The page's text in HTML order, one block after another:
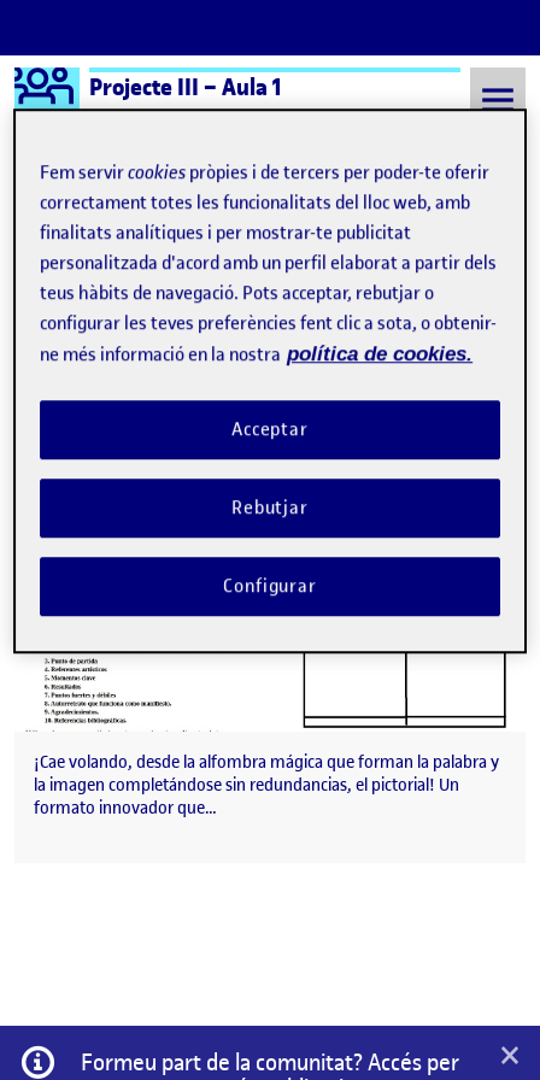
Saltar al contingut
Logo Ágora
Projecte III – Aula 1
Semestre 20241 - Aula 1 Puerta Filomena
Puerta Filomena
Publicat per
Úrsula Bischofberger Valdes
Data de publicació14 gener, 2025 2:08 am
-1 comentari
¡Cae volando, desde la alfombra mágica que forman la palabra y
la imagen completándose sin redundancias, el pictorial! Un
formato innovador que…
Informació
Formeu part de la comunitat? Accés per
×
Fem servircookies pròpies i de tercers per poder-te oferir
correctament totes les funcionalitats del lloc web, amb
finalitats analítiques i per mostrar-te publicitat
personalitzada d'acord amb un perfil elaborat a partir dels
teus hàbits de navegació. Pots acceptar, rebutjar o
configurar les teves preferències fent clic a sota, o obtenir-
ne més informació en la nostra política de cookies.
Rebutjar
Acceptar
Configurar